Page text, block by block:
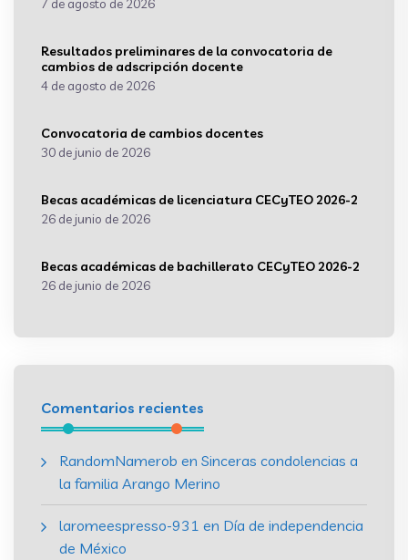
7 de agosto de 2026
Resultados preliminares de la convocatoria de
cambios de adscripción docente
4 de agosto de 2026
Convocatoria de cambios docentes
30 de junio de 2026
Becas académicas de licenciatura CECyTEO 2026-2
26 de junio de 2026
Becas académicas de bachillerato CECyTEO 2026-2
26 de junio de 2026
Comentarios recientes
RandomNamerob en Sinceras condolencias a
la familia Arango Merino
laromeespresso-931 en Día de independencia
de México